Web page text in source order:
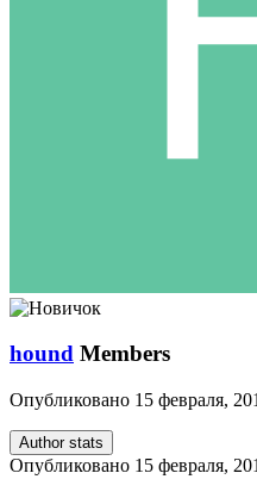
hound Members
Опубликовано 15 февраля,
Author stats
Опубликовано 15 февраля,